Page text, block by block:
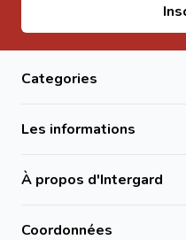
Categories
Les informations
À propos d'Intergard
Coordonnées